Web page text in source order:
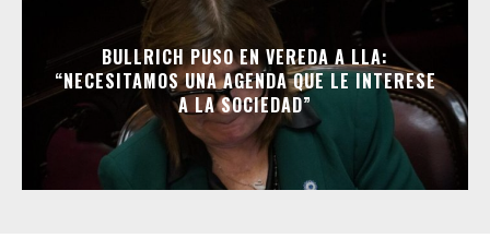
BULLRICH PUSO EN VEREDA A LLA:
“NECESITAMOS UNA AGENDA QUE LE INTERESE
A LA SOCIEDAD”